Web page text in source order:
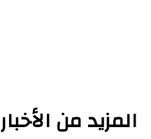
المزيد من الأخبار